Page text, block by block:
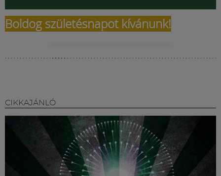
Boldog születésnapot kívánunk!
CIKKAJÁNLÓ